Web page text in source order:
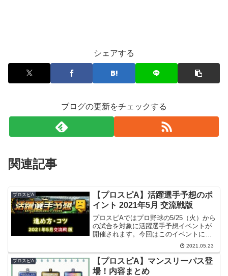
シェアする
ブログの更新をチェックする
関連記事
プロスピA
【プロスピA】活躍選手予想のポ
イント 2021年5月 交流戦版
プロスピAではプロ野球の5/25（火）から
の試合を対象に活躍選手予想イベントが
開催されます。今回はこのイベントにつ
いて見ていきたいと思います。イベント
概要プロ野球の試合で活躍する選手を予
想する選手の活躍度合いによって活躍pt
を得る活躍ptの...
2021.05.23
プロスピA
【プロスピA】マンスリーパス登
場！内容まとめ